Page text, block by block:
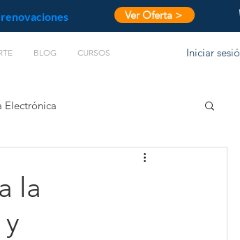
renovaciones Ver Oferta >
BLOG CURSOS Iniciar
Electrónica
la